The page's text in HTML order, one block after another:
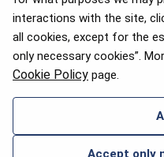
interactions with the site,
all cookies, except for the
only necessary cookies”.
Cookie Policy page.
Accept only
2025.
auhinnad
ABI JA